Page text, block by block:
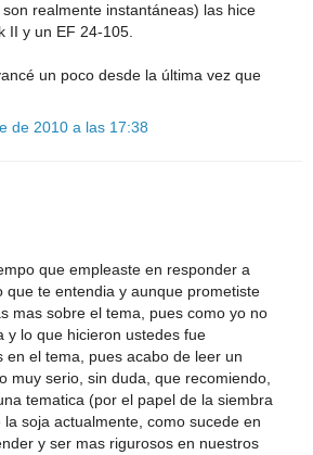
realmente instantáneas) las hice
II y un EF 24-105.
un poco desde la última vez que
de 2010 a las 17:38
que empleaste en responder a
que te entendia y aunque prometiste
mas sobre el tema, pues como yo no
y lo que hicieron ustedes fue
en el tema, pues acabo de leer un
muy serio, sin duda, que recomiendo,
tematica (por el papel de la siembra
soja actualmente, como sucede en
y ser mas rigurosos en nuestros